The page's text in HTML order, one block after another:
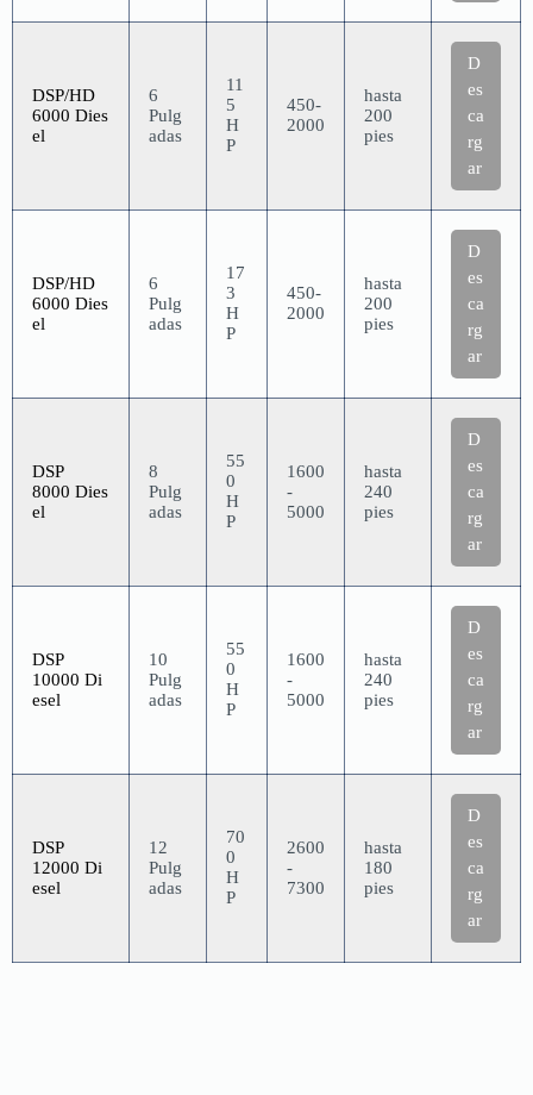
DSP/HD
6000 Dies
el
6
Pulg
adas
11
5
H
P
450-
2000
hasta
200
pies
D
es
ca
rg
ar
DSP/HD
6000 Dies
el
6
Pulg
adas
17
3
H
P
450-
2000
hasta
200
pies
D
es
ca
rg
ar
DSP
8000 Dies
el
8
Pulg
adas
55
0
H
P
1600
-
5000
hasta
240
pies
D
es
ca
rg
ar
DSP
10000 Di
esel
10
Pulg
adas
55
0
H
P
1600
-
5000
hasta
240
pies
D
es
ca
rg
ar
DSP
12000 Di
esel
12
Pulg
adas
70
0
H
P
2600
-
7300
hasta
180
pies
D
es
ca
rg
ar